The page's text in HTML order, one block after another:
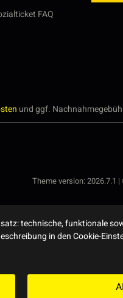
FAQ
und ggf.
Theme version: 2026.7.1 |
technische, funktionale
in den Cookie-